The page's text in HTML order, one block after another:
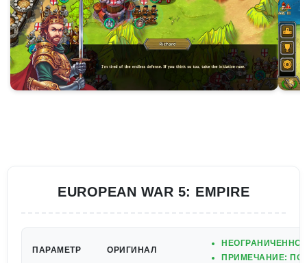
EUROPEAN WAR 5: EMPIRE
ПАРАМЕТР ОРИГИНАЛ
ПРИМЕЧАНИЕ: